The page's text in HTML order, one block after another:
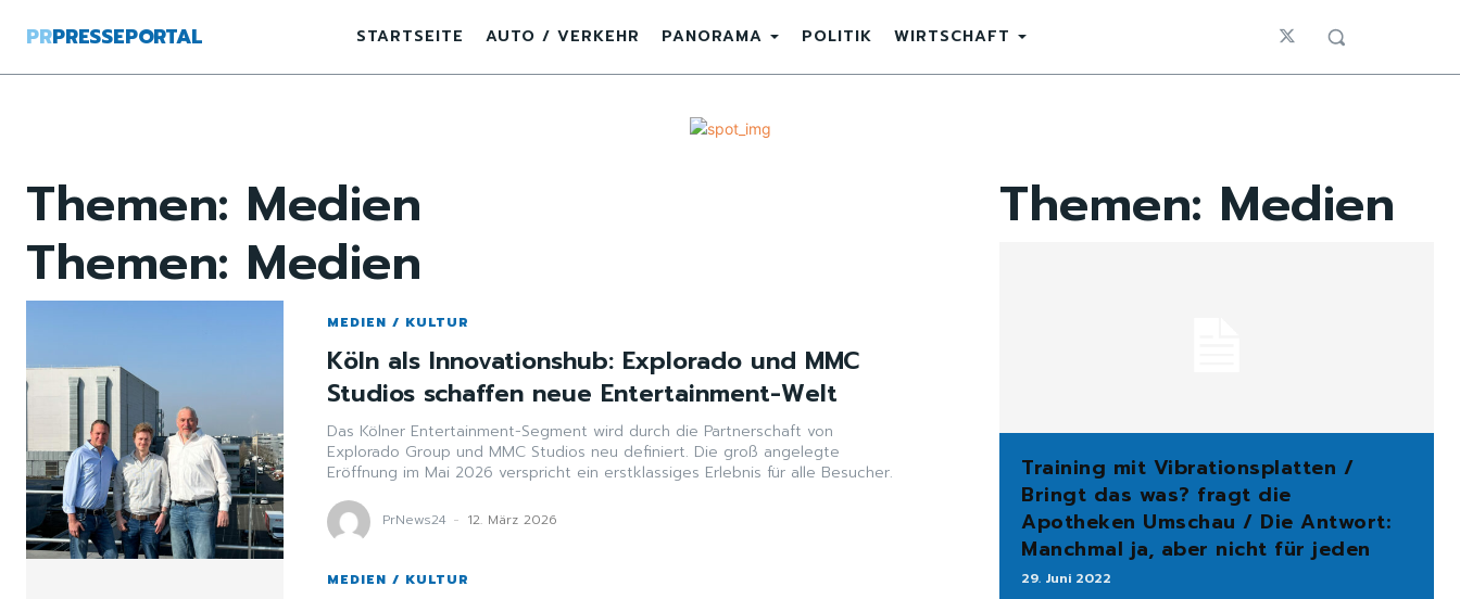
PRPRESSEPORTAL STARTSEITE AUTO / VERKEHR PANORAMA POLITIK WIRTSCHAFT
Themen: Medien
Themen: Medien
MEDIEN / KULTUR
Köln als Innovationshub: Explorado und MMC
Studios schaffen neue Entertainment-Welt
Das Kölner Entertainment-Segment wird durch die Partnerschaft von
Explorado Group und MMC Studios neu definiert. Die groß angelegte
Eröffnung im Mai 2026 verspricht ein erstklassiges Erlebnis für alle Besucher.
PrNews24 - 12. März 2026
MEDIEN / KULTUR
Themen: Medien
Training mit Vibrationsplatten /
Bringt das was? fragt die
Apotheken Umschau / Die Antwort:
Manchmal ja, aber nicht für jeden
29. Juni 2022